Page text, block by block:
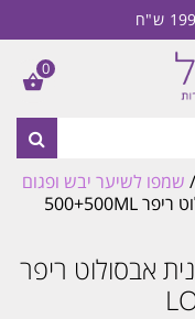
/ שמפו לשיער יבש ופגום
/ סט שמפו + אריזת מילוי חסכונית אבסולוט ריפר 500+500ML
אבסולוט ריפר
0